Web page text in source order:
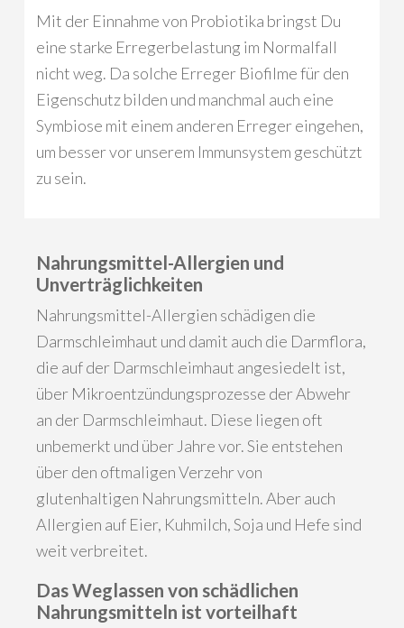
Mit der Einnahme von Probiotika bringst Du
eine starke Erregerbelastung im Normalfall
nicht weg. Da solche Erreger Biofilme für den
Eigenschutz bilden und manchmal auch eine
Symbiose mit einem anderen Erreger eingehen,
um besser vor unserem Immunsystem geschützt
zu sein.
Nahrungsmittel-Allergien und
Unverträglichkeiten
Nahrungsmittel-Allergien schädigen die
Darmschleimhaut und damit auch die Darmflora,
die auf der Darmschleimhaut angesiedelt ist,
über Mikroentzündungsprozesse der Abwehr
an der Darmschleimhaut. Diese liegen oft
unbemerkt und über Jahre vor. Sie entstehen
über den oftmaligen Verzehr von
glutenhaltigen Nahrungsmitteln. Aber auch
Allergien auf Eier, Kuhmilch, Soja und Hefe sind
weit verbreitet.
Das Weglassen von schädlichen
Nahrungsmitteln ist vorteilhaft